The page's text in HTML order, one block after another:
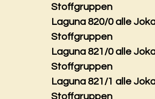
Stoffgruppen
Laguna 820/0 alle
Stoffgruppen
Laguna 821/0 alle
Stoffgruppen
Laguna 821/1 alle
Stoffgruppen